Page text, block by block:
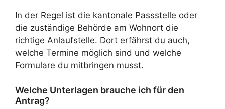
In der Regel ist die kantonale Passstelle oder
die zuständige Behörde am Wohnort die
richtige Anlaufstelle. Dort erfährst du auch,
welche Termine möglich sind und welche
Formulare du mitbringen musst.
Welche Unterlagen brauche ich für den
Antrag?